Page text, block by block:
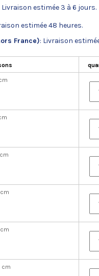
Livraison estimée 3 à 6 jours.
estimée 48 heures.
France): Livraison
cm